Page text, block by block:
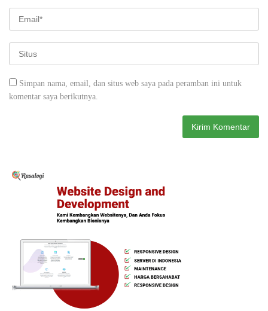
Simpan nama, email, dan situs web saya pada peramban ini untuk
komentar saya berikutnya.